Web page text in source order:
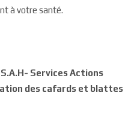
à votre santé.
Services Actions
des cafards et blattes